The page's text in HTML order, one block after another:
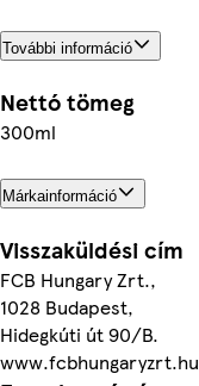
További információ
Nettó tömeg
300ml
Márkainformáció
Visszaküldési cím
FCB Hungary Zrt.,
1028 Budapest,
Hidegkúti út 90/B.
www.fcbhungaryzrt.hu